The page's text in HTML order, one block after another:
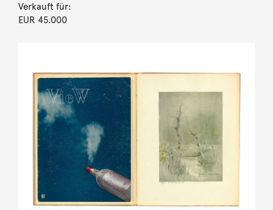
Verkauft für:
EUR 45.000